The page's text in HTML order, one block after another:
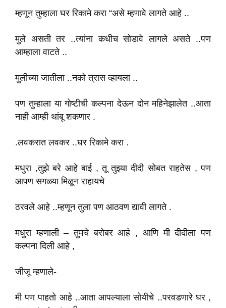
म्हणून तुम्हाला घर रिकामे करा “असे म्हणावे लागते आहे ..
मुले असती तर ..त्यांना कधीच सोडावे लागले असते ..पण
आम्हाला वाटते ..
मुलीच्या जातीला ..नको त्रास व्हायला ..
पण तुम्हाला या गोष्टीची कल्पना देऊन दोन महिनेझालेत ..आता
नाही आम्ही थांबू शकणार .
.लवकरात लवकर ..घर रिकामे करा .
मधुरा ,तुझे बरे आहे बाई , तू तुझ्या दीदी सोबत राहतेस , पण
आपण सगळ्या मिळून राहायचे
ठरवले आहे ..म्हणून तुला पण आठवण द्यावी लागते .
मधुरा म्हणाली – तुमचे बरोबर आहे , आणि मी दीदीला पण
कल्पना दिली आहे ,
जीजू म्हणाले-
मी पण पाहतो आहे ..आता आपल्याला सोयीचे ..परवडणारे घर ,